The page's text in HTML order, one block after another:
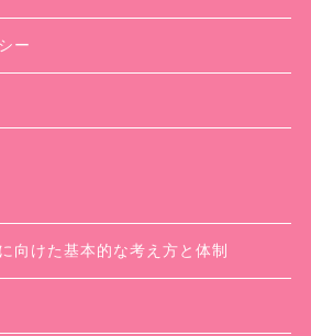
ー
向けた基本的な考え方と体制